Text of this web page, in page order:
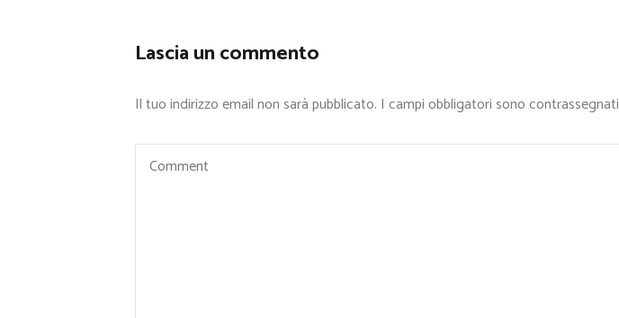
Lascia un commento
Il tuo indirizzo email non sarà pubblicato. I campi obbligatori sono contrassegnati